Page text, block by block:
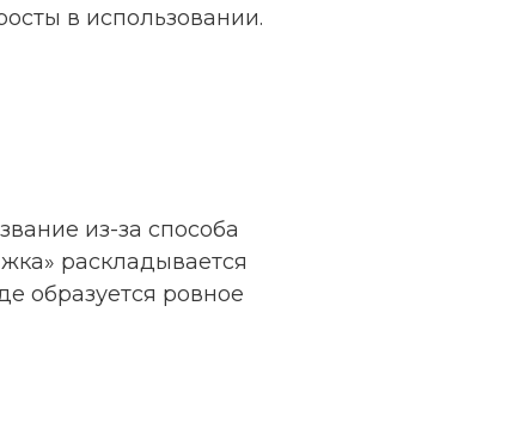
в использовании.
из-за способа
раскладывается
образуется ровное